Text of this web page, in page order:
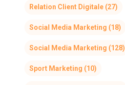
Relation Client Digitale(27)
Social Media Marketing (18)
Social Media Marketing (128)
Sport Marketing (10)